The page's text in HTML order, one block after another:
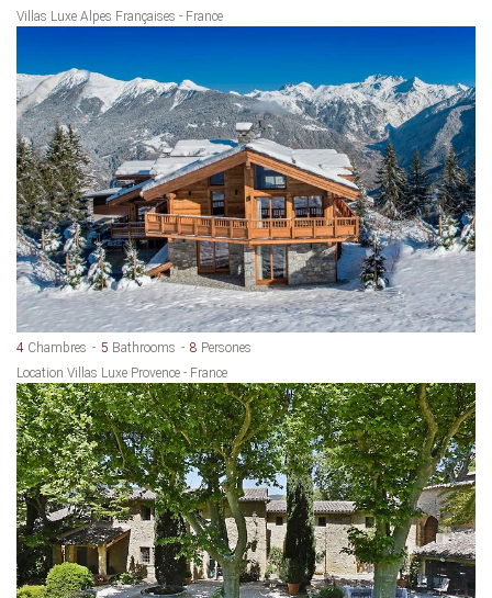
Villas Luxe Alpes Françaises - France
4 Chambres 5 Bathrooms 8 Persones
Location Villas Luxe Provence - France